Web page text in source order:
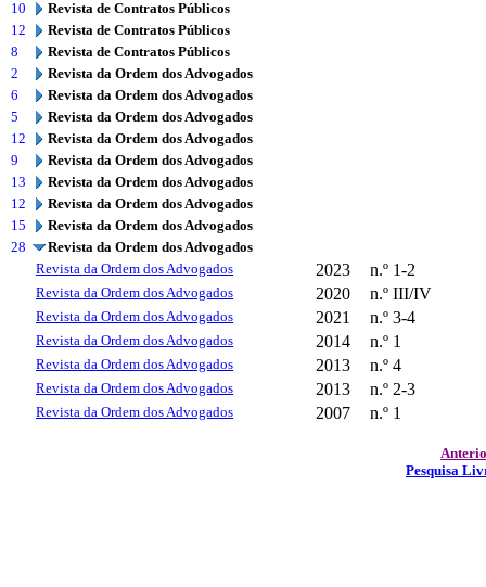
10
Revista de Contratos Públicos
12
Revista de Contratos Públicos
8
Revista de Contratos Públicos
2
Revista da Ordem dos Advogados
6
Revista da Ordem dos Advogados
5
Revista da Ordem dos Advogados
12
Revista da Ordem dos Advogados
9
Revista da Ordem dos Advogados
13
Revista da Ordem dos Advogados
12
Revista da Ordem dos Advogados
15
Revista da Ordem dos Advogados
28
Revista da Ordem dos Advogados
Revista da Ordem dos Advogados
2023 n.º 1-2
Revista da Ordem dos Advogados 2020 n.º III/IV
Revista da Ordem dos Advogados 2021 n.º 3-4
Revista da Ordem dos Advogados 2014 n.º 1
Revista da Ordem dos Advogados 2013 n.º 4
Revista da Ordem dos Advogados 2013 n.º 2-3
Revista da Ordem dos Advogados 2007 n.º 1
Pesquisa